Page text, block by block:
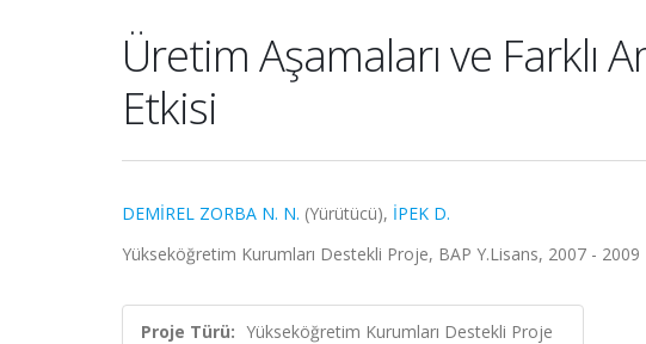
Üretim Aşamaları ve Farklı
Etkisi
DEMİREL ZORBA N. N. (Yürütücü), İPEK D.
Yükseköğretim Kurumları Destekli Proje, BAP Y.Lisans, 2007 - 2009
Proje Türü: Yükseköğretim Kurumları Destekli Proje